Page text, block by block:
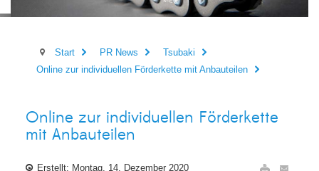
Start PR News
Tsubaki
Online zur individuellen Förderkette mit Anbauteilen
Online zur individuellen Förderkette
mit Anbauteilen
Erstellt: Montag, 14. Dezember 2020